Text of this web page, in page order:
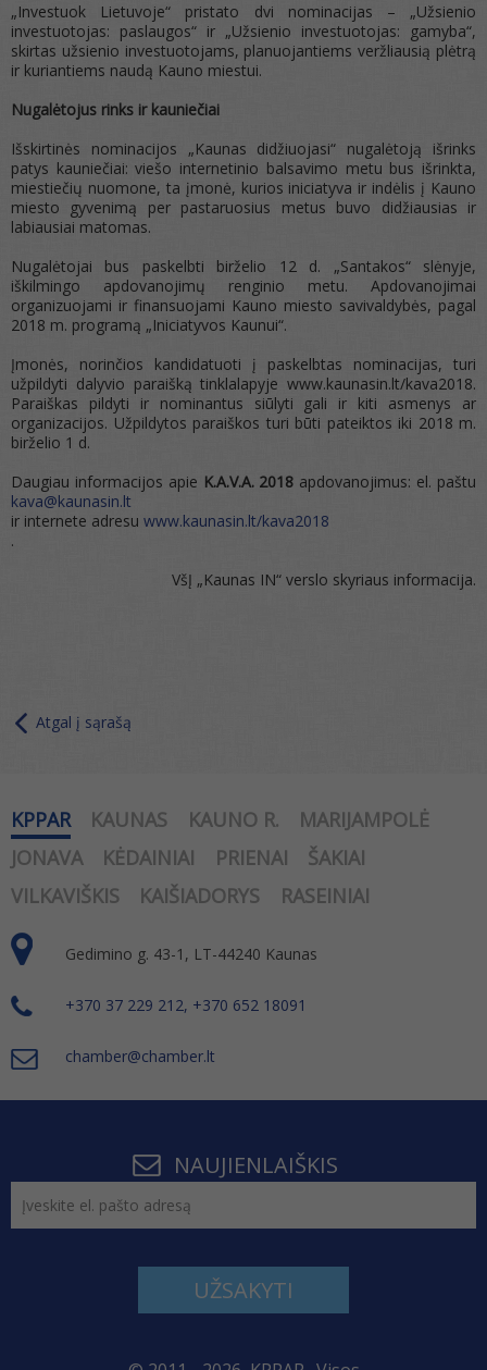
„Investuok Lietuvoje“ pristato dvi nominacijas – „Užsienio
investuotojas: paslaugos“ ir „Užsienio investuotojas: gamyba“,
skirtas užsienio investuotojams, planuojantiems veržliausią plėtrą
ir kuriantiems naudą Kauno miestui.
Nugalėtojus rinks ir kauniečiai
Išskirtinės nominacijos „Kaunas didžiuojasi“ nugalėtoją išrinks
patys kauniečiai: viešo internetinio balsavimo metu bus išrinkta,
miestiečių nuomone, ta įmonė, kurios iniciatyva ir indėlis į Kauno
miesto gyvenimą per pastaruosius metus buvo didžiausias ir
labiausiai matomas.
Nugalėtojai bus paskelbti birželio 12 d. „Santakos“ slėnyje,
iškilmingo apdovanojimų renginio metu. Apdovanojimai
organizuojami ir finansuojami Kauno miesto savivaldybės, pagal
2018 m. programą „Iniciatyvos Kaunui“.
Įmonės, norinčios kandidatuoti į paskelbtas nominacijas, turi
užpildyti dalyvio paraišką tinklalapyje www.kaunasin.lt/kava2018.
Paraiškas pildyti ir nominantus siūlyti gali ir kiti asmenys ar
organizacijos. Užpildytos paraiškos turi būti pateiktos iki 2018 m.
birželio 1 d.
Daugiau informacijos apie K.A.V.A. 2018 apdovanojimus: el. paštu
kava@kaunasin.lt
ir internete adresu www.kaunasin.lt/kava2018
.
VšĮ „Kaunas IN“ verslo skyriaus informacija.
Atgal į sąrašą
KPPAR KAUNAS KAUNO R.
MARIJAMPOLĖ
JONAVA
KĖDAINIAI PRIENAI
ŠAKIAI
VILKAVIŠKIS
KAIŠIADORYS RASEINIAI
Gedimino g. 43-1, LT-44240 Kaunas
+370 37 229 212, +370 652 18091
chamber@chamber.lt
NAUJIENLAIŠKIS
UŽSAKYTI